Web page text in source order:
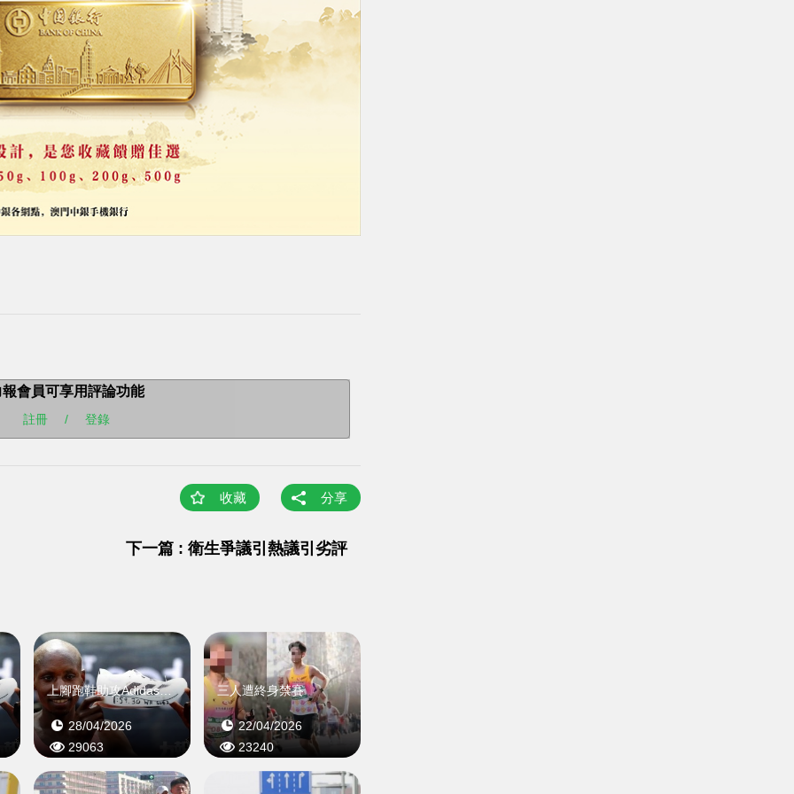
會員可享用評論功能
註冊 / 登錄
收藏 分享
下一篇 : 衛生爭議引熱議引劣評
飆 上腳跑鞋助攻Adidas股價飆
28/04/2026
29063
三人遭終身禁賽
22/04/2026
23240